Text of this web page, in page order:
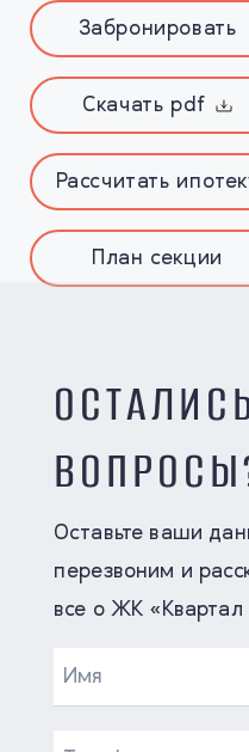
Забронировать
Скачать pdf
Рассчитать
План секции
Оставьте ваши
перезвоним и
все о ЖК «Квартал